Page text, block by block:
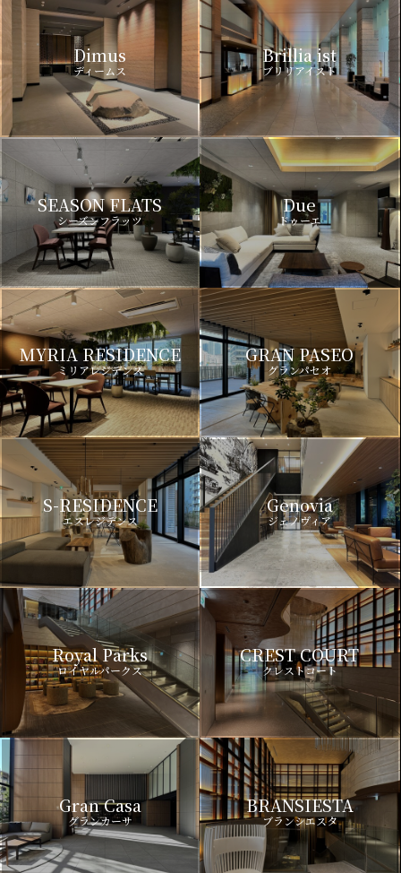
Dimus
ディームス
Brillia ist
ブリリアイスト
SEASON FLATS
シーズンフラッツ
Due
ドゥーエ
MYRIA RESIDENCE
ミリアレジデンス
GRAN PASEO
グランパセオ
S-RESIDENCE
エスレジデンス
Genovia
ジェノヴィア
Royal Parks
ロイヤルパークス
CREST COURT
クレストコート
Gran Casa
グランカーサ
BRANSIESTA
ブランシエスタ